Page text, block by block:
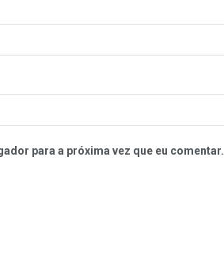
para a próxima vez que eu comentar.